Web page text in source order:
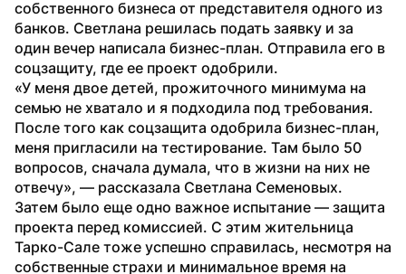
собственного бизнеса от представителя одного из
банков. Светлана решилась подать заявку и за
один вечер написала бизнес-план. Отправила его в
соцзащиту, где ее проект одобрили.
«У меня двое детей, прожиточного минимума на
семью не хватало и я подходила под требования.
После того как соцзащита одобрила бизнес-план,
меня пригласили на тестирование. Там было 50
вопросов, сначала думала, что в жизни на них не
отвечу», — рассказала Светлана Семеновых.
Затем было еще одно важное испытание — защита
проекта перед комиссией. С этим жительница
Тарко-Сале тоже успешно справилась, несмотря на
собственные страхи и минимальное время на